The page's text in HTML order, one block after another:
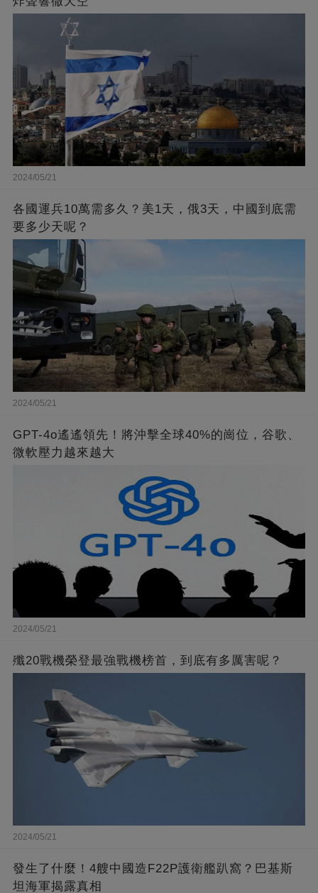
2024/05/21
各國運兵10萬需多久？美1天，俄3天，中國到底需
要多少天呢？
2024/05/21
GPT-4o遙遙領先！將沖擊全球40%的崗位，谷歌、
微軟壓力越來越大
2024/05/21
殲20戰機榮登最強戰機榜首，到底有多厲害呢？
2024/05/21
發生了什麼！4艘中國造F22P護衛艦趴窩？巴基斯
坦海軍揭露真相